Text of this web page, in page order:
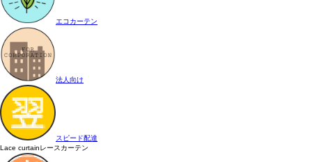
エコカーテン
法人向け
スピード配達
Lace curtainレースカーテン